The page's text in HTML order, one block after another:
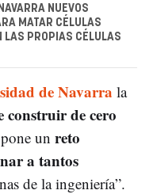
NUEVOS
MATAR CÉLULAS
LAS PROPIAS CÉLULAS
de Navarra la
construir de cero
un reto
a tantos
de la ingeniería”.